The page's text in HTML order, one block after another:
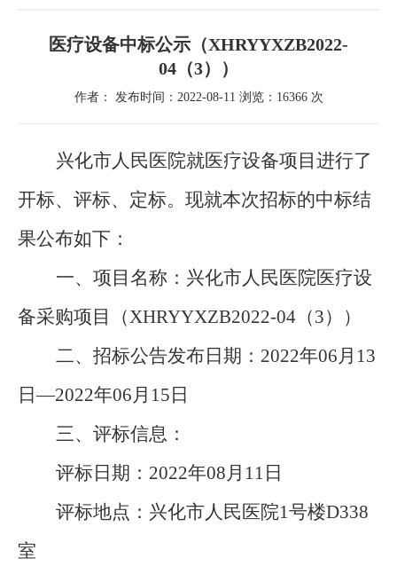
医疗设备中标公示（XHRYYXZB2022-
04（3））
作者： 发布时间：2022-08-11 浏览：16366 次
兴化市人民医院就医疗设备项目进行了
开标、评标、定标。现就本次招标的中标结
果公布如下：
一、项目名称：兴化市人民医院医疗设
备采购项目（XHRYYXZB2022-04 （3））
二、招标公告发布日期： 2022年06月 13
日—2022年06月 15 日
三、评标信息：
评标日期： 2022年08月 11 日
评标地点：兴化市人民医院1号楼D338
室